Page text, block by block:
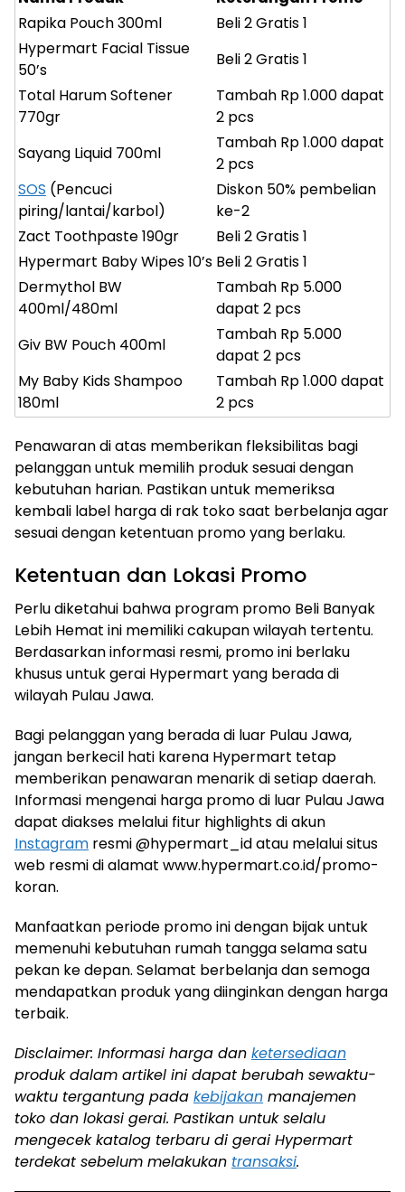
Rapika Pouch 300ml
Beli 2 Gratis 1
Hypermart Facial Tissue
50’s
Beli 2 Gratis 1
Total Harum Softener
770gr
Tambah Rp 1.000 dapat
2 pcs
Sayang Liquid 700ml
Tambah Rp 1.000 dapat
2 pcs
SOS (Pencuci
piring/lantai/karbol)
Diskon 50% pembelian
ke-2
Zact Toothpaste 190gr
Beli 2 Gratis 1
Hypermart Baby Wipes 10’s Beli 2 Gratis 1
Dermythol BW
400ml/480ml
Tambah Rp 5.000
dapat 2 pcs
Giv BW Pouch 400ml
Tambah Rp 5.000
dapat 2 pcs
My Baby Kids Shampoo
180ml
Tambah Rp 1.000 dapat
2 pcs
Penawaran di atas memberikan fleksibilitas bagi
pelanggan untuk memilih produk sesuai dengan
kebutuhan harian. Pastikan untuk memeriksa
kembali label harga di rak toko saat berbelanja agar
sesuai dengan ketentuan promo yang berlaku.
Ketentuan dan Lokasi Promo
Perlu diketahui bahwa program promo Beli Banyak
Lebih Hemat ini memiliki cakupan wilayah tertentu.
Berdasarkan informasi resmi, promo ini berlaku
khusus untuk gerai Hypermart yang berada di
wilayah Pulau Jawa.
Bagi pelanggan yang berada di luar Pulau Jawa,
jangan berkecil hati karena Hypermart tetap
memberikan penawaran menarik di setiap daerah.
Informasi mengenai harga promo di luar Pulau Jawa
dapat diakses melalui fitur highlights di akun
Instagram resmi @hypermart_id atau melalui situs
web resmi di alamat www.hypermart.co.id/promo-
koran.
Manfaatkan periode promo ini dengan bijak untuk
memenuhi kebutuhan rumah tangga selama satu
pekan ke depan. Selamat berbelanja dan semoga
mendapatkan produk yang diinginkan dengan harga
terbaik.
Disclaimer: Informasi harga dan ketersediaan
produk dalam artikel ini dapat berubah sewaktu-
waktu tergantung pada kebijakan manajemen
toko dan lokasi gerai. Pastikan untuk selalu
mengecek katalog terbaru di gerai Hypermart
terdekat sebelum melakukan transaksi.